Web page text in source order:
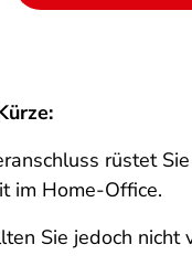
rüstet
im Home-Office.
Sie jedoch nicht